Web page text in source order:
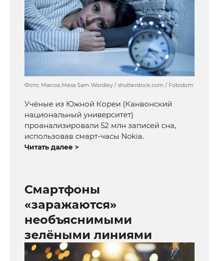
Фото: Marcos Mesa Sam Wordley / shutterstock.com / Fotodom
Учёные из Южной Кореи (Канвонский
национальный университет)
проанализировали 52 млн записей сна,
использовав смарт-часы Nokia.
Читать далее >
Смартфоны
«заражаются»
необъяснимыми
зелёными линиями